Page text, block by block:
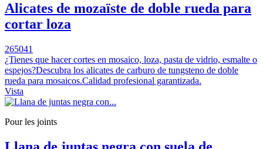
Alicates de mozaïste de doble rueda para
cortar loza
265041
¿Tienes que hacer cortes en mosaico, loza, pasta de vidrio, esmalte o
espejos?Descubra los alicates de carburo de tungsteno de doble
rueda para mosaicos.Calidad profesional garantizada.
Vista
Pour les joints